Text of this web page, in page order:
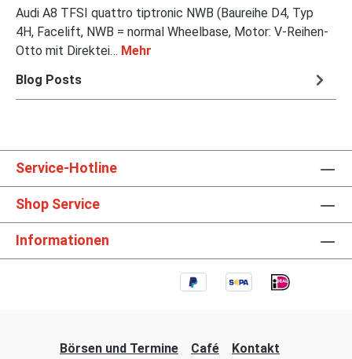
Audi A8 TFSI quattro tiptronic NWB (Baureihe D4, Typ
4H, Facelift, NWB = normal Wheelbase, Motor: V-Reihen-
Otto mit Direktei… Mehr
Blog Posts
Service-Hotline
Shop Service
Informationen
Börsen und Termine Café Kontakt